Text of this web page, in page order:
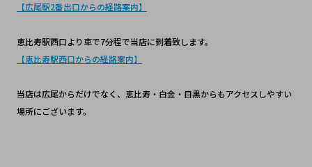
【広尾駅2番出口からの経路案内】
恵比寿駅西口より車で7分程で当店に到着致します。
【恵比寿駅西口からの経路案内】
当店は広尾からだけでなく、恵比寿・白金・目黒からもアクセスしやすい
場所にございます。